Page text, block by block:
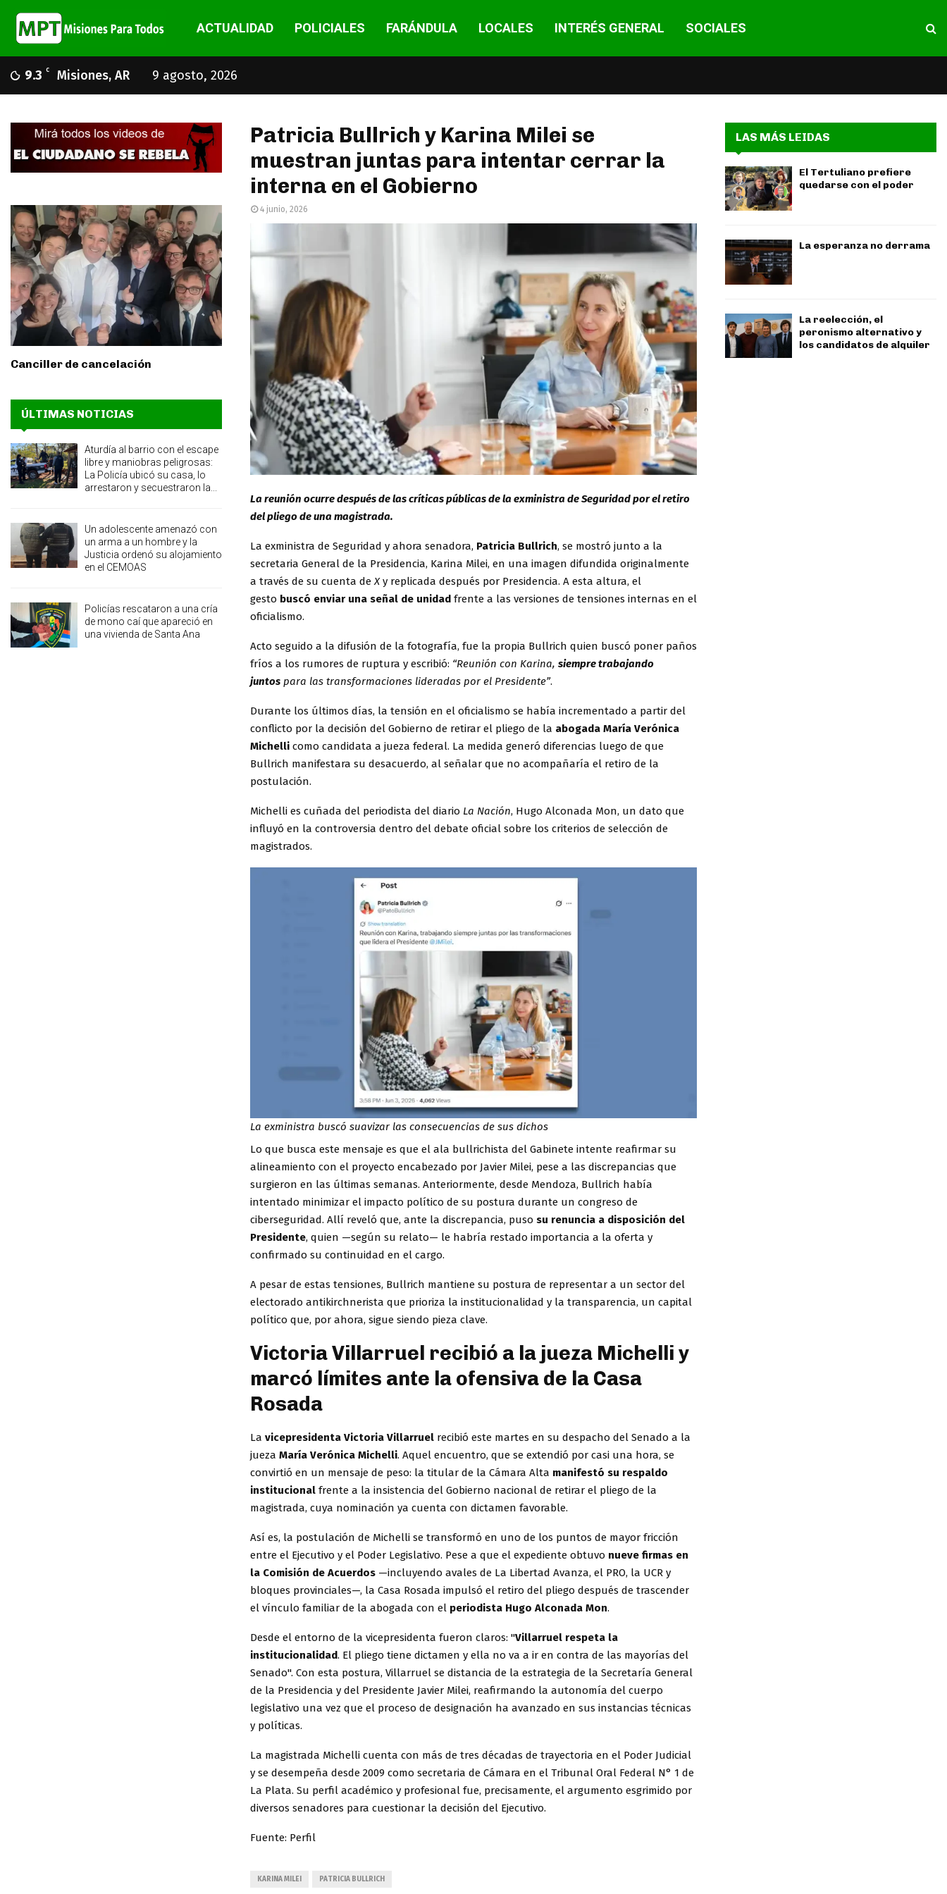
ACTUALIDAD POLICIALES FARÁNDULA LOCALES INTERÉS GENERAL SOCIALES
9.3 C Misiones, AR 9 agosto, 2026
Patricia Bullrich y Karina Milei se
muestran juntas para intentar cerrar la
interna en el Gobierno
4 junio, 2026
La reunión ocurre después de las críticas públicas de la exministra de Seguridad por el retiro
del pliego de una magistrada.
La exministra de Seguridad y ahora senadora, Patricia Bullrich, se mostró junto a la
secretaria General de la Presidencia, Karina Milei, en una imagen difundida originalmente
a través de su cuenta deXy replicada después por Presidencia. A esta altura, el
gesto buscó enviar una señal de unidad frente a las versiones de tensiones internas en el
oficialismo.
Acto seguido a la difusión de la fotografía, fue la propia Bullrich quien buscó poner paños
fríos a los rumores de ruptura y escribió: “Reunión con Karina, siempre trabajando
juntos para las transformaciones lideradas por el Presidente”.
Durante los últimos días, la tensión en el oficialismo se había incrementado a partir del
conflicto por la decisión del Gobierno de retirar el pliego de la abogada María Verónica
Michelli como candidata a jueza federal. La medida generó diferencias luego de que
Bullrich manifestara su desacuerdo, al señalar que no acompañaría el retiro de la
postulación.
Michelli es cuñada del periodista del diario La Nación, Hugo Alconada Mon, un dato que
influyó en la controversia dentro del debate oficial sobre los criterios de selección de
magistrados.
La exministra buscó suavizar las consecuencias de sus dichos
Lo que busca este mensaje es que el ala bullrichista del Gabinete intente reafirmar su
alineamiento con el proyecto encabezado por Javier Milei, pese a las discrepancias que
surgieron en las últimas semanas. Anteriormente, desde Mendoza, Bullrich había
intentado minimizar el impacto político de su postura durante un congreso de
ciberseguridad. Allí reveló que, ante la discrepancia, puso su renuncia a disposición del
Presidente, quien —según su relato— le habría restado importancia a la oferta y
confirmado su continuidad en el cargo.
A pesar de estas tensiones, Bullrich mantiene su postura de representar a un sector del
electorado antikirchnerista que prioriza la institucionalidad y la transparencia, un capital
político que, por ahora, sigue siendo pieza clave.
Victoria Villarruel recibió a la jueza Michelli y
marcó límites ante la ofensiva de la Casa
Rosada
La vicepresidenta Victoria Villarruel recibió este martes en su despacho del Senado a la
jueza María Verónica Michelli. Aquel encuentro, que se extendió por casi una hora, se
convirtió en un mensaje de peso: la titular de la Cámara Alta manifestó su respaldo
institucional frente a la insistencia del Gobierno nacional de retirar el pliego de la
magistrada, cuya nominación ya cuenta con dictamen favorable.
Así es, la postulación de Michelli se transformó en uno de los puntos de mayor fricción
entre el Ejecutivo y el Poder Legislativo. Pese a que el expediente obtuvo nueve firmas en
la Comisión de Acuerdos —incluyendo avales de La Libertad Avanza, el PRO, la UCR y
bloques provinciales—, la Casa Rosada impulsó el retiro del pliego después de trascender
el vínculo familiar de la abogada con el periodista Hugo Alconada Mon.
Desde el entorno de la vicepresidenta fueron claros: "Villarruel respeta la
institucionalidad. El pliego tiene dictamen y ella no va a ir en contra de las mayorías del
Senado". Con esta postura, Villarruel se distancia de la estrategia de la Secretaría General
de la Presidencia y del Presidente Javier Milei, reafirmando la autonomía del cuerpo
legislativo una vez que el proceso de designación ha avanzado en sus instancias técnicas
y políticas.
La magistrada Michelli cuenta con más de tres décadas de trayectoria en el Poder Judicial
y se desempeña desde 2009 como secretaria de Cámara en el Tribunal Oral Federal N° 1 de
La Plata. Su perfil académico y profesional fue, precisamente, el argumento esgrimido por
diversos senadores para cuestionar la decisión del Ejecutivo.
Fuente: Perfil
KARINA MILEI PATRICIA BULLRICH
Canciller de cancelación
ÚLTIMAS NOTICIAS
Aturdía al barrio con el escape
libre y maniobras peligrosas:
La Policía ubicó su casa, lo
arrestaron y secuestraron la...
Un adolescente amenazó con
un arma a un hombre y la
Justicia ordenó su alojamiento
en el CEMOAS
Policías rescataron a una cría
de mono caí que apareció en
una vivienda de Santa Ana
LAS MÁS LEIDAS
El Tertuliano prefiere
quedarse con el poder
La esperanza no derrama
La reelección, el
peronismo alternativo y
los candidatos de alquiler